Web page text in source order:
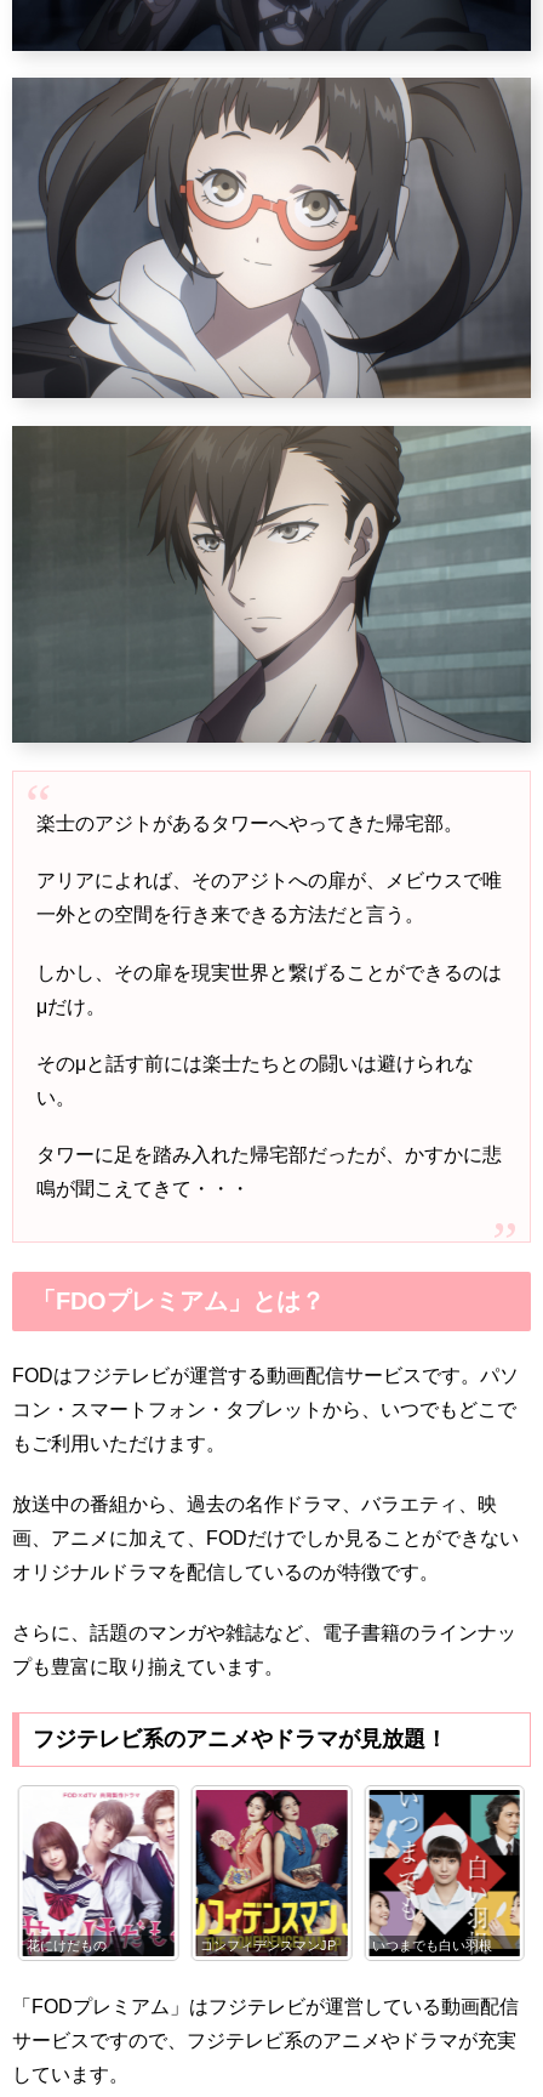
楽士のアジトがあるタワーへやってきた帰宅部。
アリアによれば、そのアジトへの扉が、メビウスで唯
一外との空間を行き来できる方法だと言う。
しかし、その扉を現実世界と繋げることができるのは
μだけ。
そのμと話す前には楽士たちとの闘いは避けられな
い。
タワーに足を踏み入れた帰宅部だったが、かすかに悲
鳴が聞こえてきて・・・
「FDOプレミアム」とは？
FODはフジテレビが運営する動画配信サービスです。パソ
コン・スマートフォン・タブレットから、いつでもどこで
もご利用いただけます。
放送中の番組から、過去の名作ドラマ、バラエティ、映
画、アニメに加えて、FODだけでしか見ることができない
オリジナルドラマを配信しているのが特徴です。
さらに、話題のマンガや雑誌など、電子書籍のラインナッ
プも豊富に取り揃えています。
フジテレビ系のアニメやドラマが見放題！
もの コンフィデンスマンJP いつまでも白い羽根 コード・
「FODプレミアム」はフジテレビが運営している動画配信
サービスですので、フジテレビ系のアニメやドラマが充実
しています。